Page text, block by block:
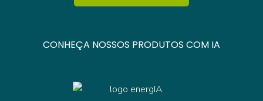
CONHEÇA NOSSOS PRODUTOS COM IA